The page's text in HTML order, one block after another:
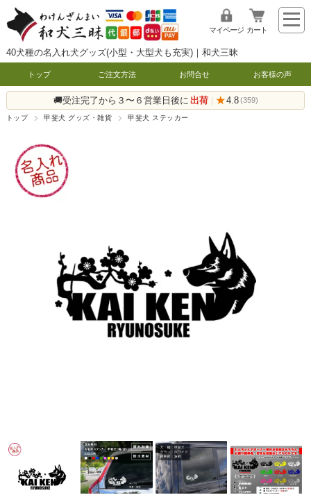
40犬種の名入れ犬グッズ(小型・大型犬も充実)｜和犬三昧
マイページ カート
トップ ご注文方法 お問合せ お客様の声
🚚受注完了から３〜６営業日後に 出荷 | ★4.8 (359)
トップ 甲斐犬 グッズ・雑貨 甲斐犬 ステッカー